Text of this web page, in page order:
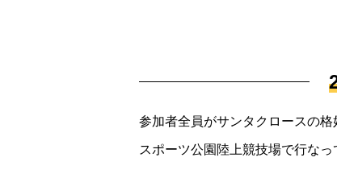
参加者全員がサンタクロースの
スポーツ公園陸上競技場で行なっ